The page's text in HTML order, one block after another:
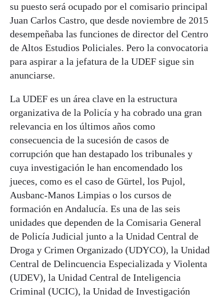
su puesto será ocupado por el comisario principal
Juan Carlos Castro, que desde noviembre de 2015
desempeñaba las funciones de director del Centro
de Altos Estudios Policiales. Pero la convocatoria
para aspirar a la jefatura de la UDEF sigue sin
anunciarse.
La UDEF es un área clave en la estructura
organizativa de la Policía y ha cobrado una gran
relevancia en los últimos años como
consecuencia de la sucesión de casos de
corrupción que han destapado los tribunales y
cuya investigación le han encomendado los
jueces, como es el caso de Gürtel, los Pujol,
Ausbanc-Manos Limpias o los cursos de
formación en Andalucía. Es una de las seis
unidades que dependen de la Comisaria General
de Policía Judicial junto a la Unidad Central de
Droga y Crimen Organizado (UDYCO), la Unidad
Central de Delincuencia Especializada y Violenta
(UDEV), la Unidad Central de Inteligencia
Criminal (UCIC), la Unidad de Investigación